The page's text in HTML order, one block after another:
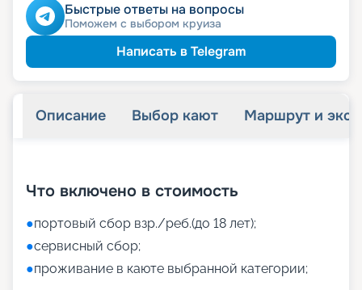
Быстрые ответы на вопросы
Поможем с выбором круиза
Написать в Telegram
Описание Выбор кают Маршрут и
Что включено в стоимость
●портовый сбор взр./реб.(до 18 лет);
●сервисный сбор;
●проживание в каюте выбранной категории;